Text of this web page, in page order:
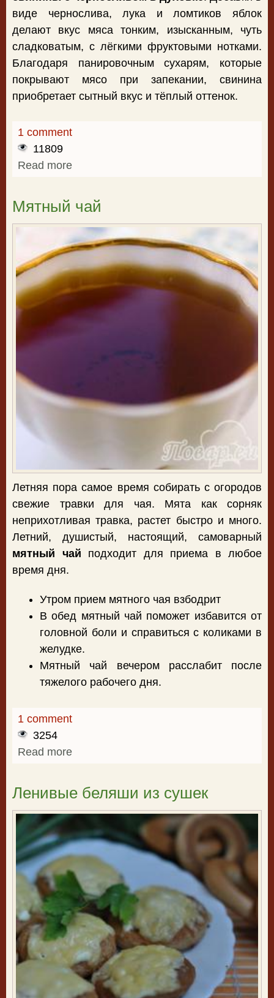
виде чернослива, лука и ломтиков яблок
делают вкус мяса тонким, изысканным, чуть
сладковатым, с лёгкими фруктовыми нотками.
Благодаря панировочным сухарям, которые
покрывают мясо при запекании, свинина
приобретает сытный вкус и тёплый оттенок.
1 comment
11809
Read more
Мятный чай
Летняя пора самое время собирать с огородов
свежие травки для чая. Мята как сорняк
неприхотливая травка, растет быстро и много.
Летний, душистый, настоящий, самоварный
мятный чай подходит для приема в любое
время дня.
Утром прием мятного чая взбодрит
В обед мятный чай поможет избавится от
головной боли и справиться с коликами в
желудке.
Мятный чай вечером расслабит после
тяжелого рабочего дня.
1 comment
3254
Read more
Ленивые беляши из сушек